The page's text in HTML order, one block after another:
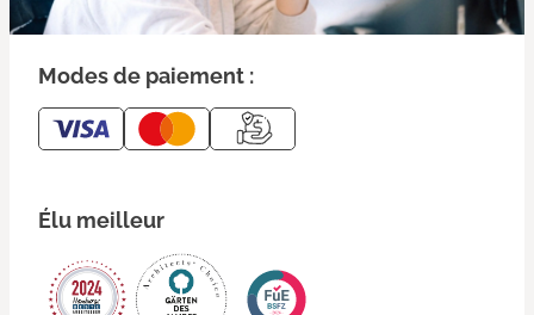
Modes de paiement :
Élu meilleur